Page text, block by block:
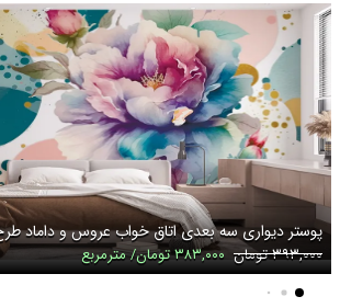
پوستر دیواری سه بعدی اتاق خواب عروس و داماد
۳۹۳,۰۰۰ تومان ۳۸۳,۰۰۰ تومان/ مترمربع